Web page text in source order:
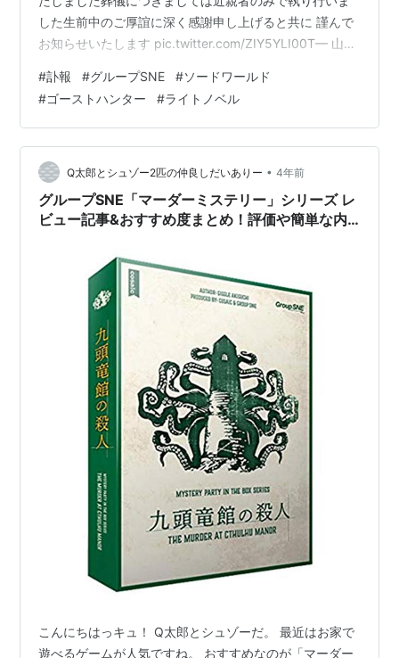
した生前中のご厚誼に深く感謝申し上げると共に 謹んで
お知らせいたします pic.twitter.com/ZIY5YLI00T— 山本
4日
https://twitter.com/hirorin0015/status/1775723787797
008735 山本弘先生のご逝去に際して 2024年のニュース
- 株式会社グループＳＮＥ http://www.g…
#訃報 #グループSNE #ソードワールド
#ゴーストハンター #ライトノベル
Q太郎とシュゾー2匹の仲良しだいありー • 4年前
グループSNE「マーダーミステリー」シリーズ レ
ビュー記事&おすすめ度まとめ！評価や簡単な内
こんにちはっキュ！ Q太郎とシュゾーだ。 最近はお家で
遊べるゲームが人気ですね。 おすすめなのが「マーダー